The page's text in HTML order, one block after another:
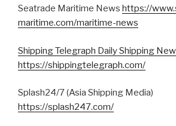
Seatrade Maritime News https://
maritime.com/maritime-news
Shipping Telegraph Daily Shipping
https://shippingtelegraph.com/
Splash24/7 (Asia Shipping Media)
https://splash247.com/